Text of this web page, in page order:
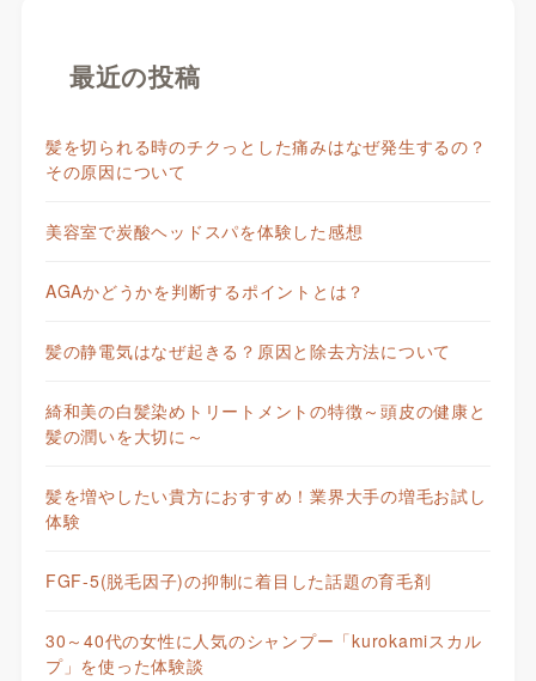
最近の投稿
髪を切られる時のチクっとした痛みはなぜ発生するの？
その原因について
美容室で炭酸ヘッドスパを体験した感想
AGAかどうかを判断するポイントとは？
髪の静電気はなぜ起きる？原因と除去方法について
綺和美の白髪染めトリートメントの特徴～頭皮の健康と
髪の潤いを大切に～
髪を増やしたい貴方におすすめ！業界大手の増毛お試し
体験
FGF-5(脱毛因子)の抑制に着目した話題の育毛剤
30～40代の女性に人気のシャンプー「kurokamiスカル
プ」を使った体験談